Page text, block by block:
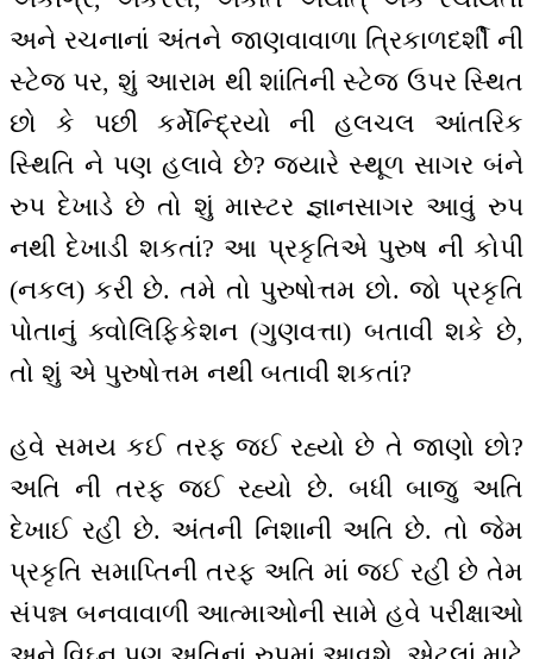
અને રચનાનાં અંતને જાણવાવાળા ત્રિકાળદર્શી ની
સ્ટેજ પર, શું આરામ થી શાંતિની સ્ટેજ ઉપર સ્થિત
છો કે પછી કર્મેન્દ્રિયો ની હલચલ આંતરિક
સ્થિતિ ને પણ હલાવે છે? જયારે સ્થૂળ સાગર બંને
રુપ દેખાડે છે તો શું માસ્ટર જ્ઞાનસાગર આવું રુપ
નથી દેખાડી શકતાં? આ પ્રકૃતિએ પુરુષ ની કોપી
(નકલ) કરી છે. તમે તો પુરુષોત્તમ છો. જો પ્રકૃતિ
પોતાનું ક્વોલિફિકેશન (ગુણવત્તા) બતાવી શકે છે,
તો શું એ પુરુષોત્તમ નથી બતાવી શકતાં?
હવે સમય કઈ તરફ જઈ રહ્યો છે તે જાણો છો?
અતિ ની તરફ જઈ રહ્યો છે. બધી બાજુ અતિ
દેખાઈ રહી છે. અંતની નિશાની અતિ છે. તો જેમ
પ્રકૃતિ સમાપ્તિની તરફ અતિ માં જઈ રહી છે તેમ
સંપન્ન બનવાવાળી આત્માઓની સામે હવે પરીક્ષાઓ